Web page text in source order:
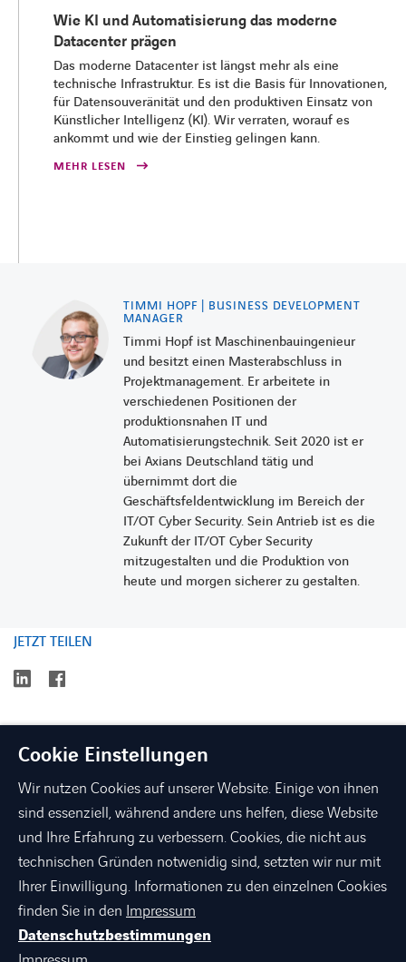
Wie KI und Automatisierung das moderne
Datacenter prägen
Das moderne Datacenter ist längst mehr als eine
technische Infrastruktur. Es ist die Basis für Innovationen,
für Datensouveränität und den produktiven Einsatz von
Künstlicher Intelligenz (KI). Wir verraten, worauf es
ankommt und wie der Einstieg gelingen kann.
MEHR LESEN
TIMMI HOPF | BUSINESS DEVELOPMENT
MANAGER
Timmi Hopf ist Maschinenbauingenieur
und besitzt einen Masterabschluss in
Projektmanagement. Er arbeitete in
verschiedenen Positionen der
produktionsnahen IT und
Automatisierungstechnik. Seit 2020 ist er
bei Axians Deutschland tätig und
übernimmt dort die
Geschäftsfeldentwicklung im Bereich der
IT/OT Cyber Security. Sein Antrieb ist es die
Zukunft der IT/OT Cyber Security
mitzugestalten und die Produktion von
heute und morgen sicherer zu gestalten.
JETZT TEILEN
linkedin
linkedin
xing facebookinstagramyoutube
Cookie Einstellungen
Wir nutzen Cookies auf unserer Website. Einige von ihnen
sind essenziell, während andere uns helfen, diese Website
und Ihre Erfahrung zu verbessern. Cookies, die nicht aus
technischen Gründen notwenidig sind, setzten wir nur mit
Ihrer Einwilligung. Informationen zu den einzelnen Cookies
finden Sie in den Impressum
Datenschutzbestimmungen